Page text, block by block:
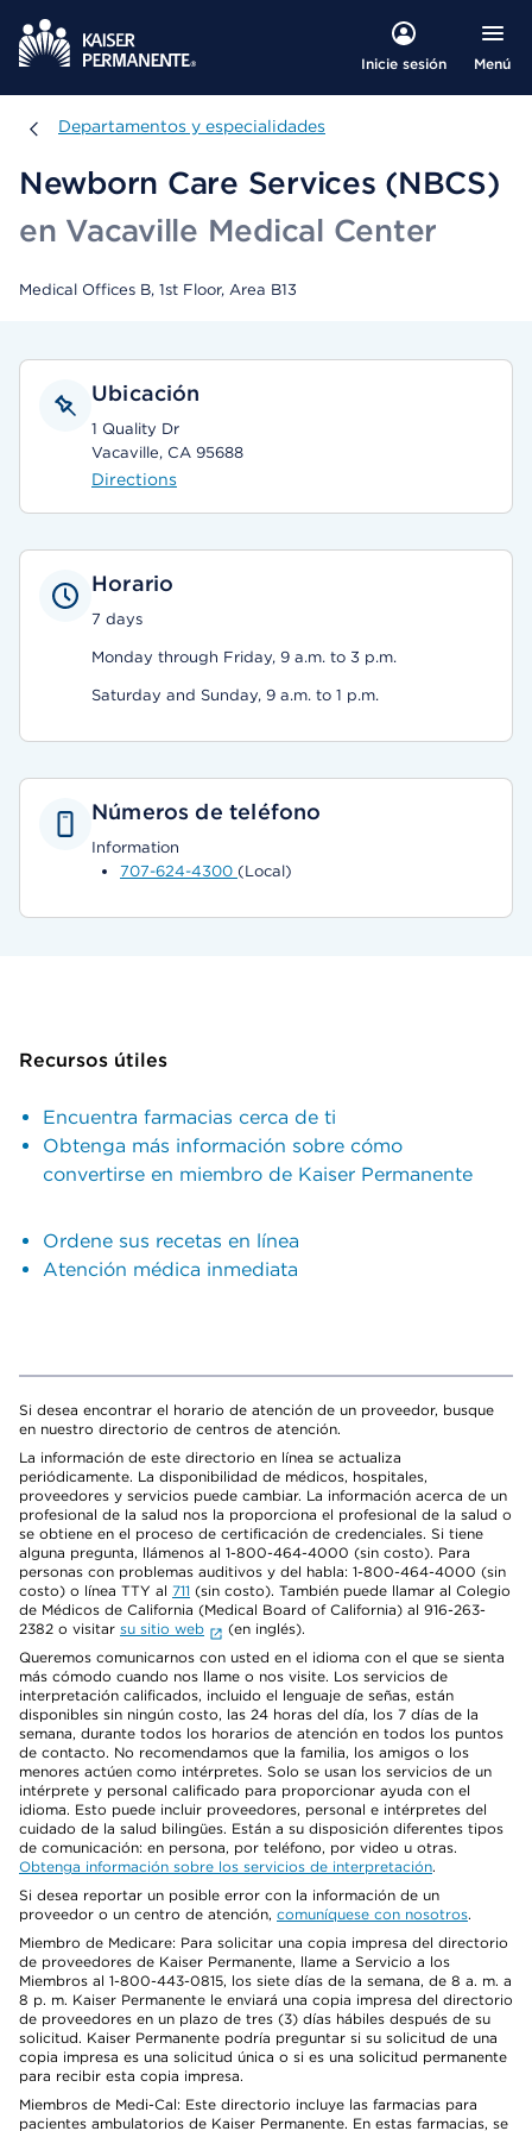
Inicie sesión Menú
Departamentos y especialidades
Departamentos y especialidades
Newborn Care Services (NBCS)
en Vacaville Medical Center
Medical Offices B, 1st Floor, Area B13
Ubicación
1 Quality Dr
Vacaville, CA 95688
Directions
Horario
7 days
Monday through Friday, 9 a.m. to 3 p.m.
Saturday and Sunday, 9 a.m. to 1 p.m.
Números de teléfono
Information
707-624-4300 (Local)
Recursos útiles
Encuentra farmacias cerca de ti
Obtenga más información sobre cómo
convertirse en miembro de Kaiser Permanente
Ordene sus recetas en línea
Atención médica inmediata
Si desea encontrar el horario de atención de un proveedor, busque
en nuestro directorio de centros de atención.
La información de este directorio en línea se actualiza
periódicamente. La disponibilidad de médicos, hospitales,
proveedores y servicios puede cambiar. La información acerca de un
profesional de la salud nos la proporciona el profesional de la salud o
se obtiene en el proceso de certificación de credenciales. Si tiene
alguna pregunta, llámenos al 1-800-464-4000 (sin costo). Para
personas con problemas auditivos y del habla: 1-800-464-4000 (sin
costo) o línea TTY al 711 (sin costo). También puede llamar al Colegio
de Médicos de California (Medical Board of California) al 916-263-
2382 o visitar su sitio web
(en inglés).
Queremos comunicarnos con usted en el idioma con el que se sienta
más cómodo cuando nos llame o nos visite. Los servicios de
interpretación calificados, incluido el lenguaje de señas, están
disponibles sin ningún costo, las 24 horas del día, los 7 días de la
semana, durante todos los horarios de atención en todos los puntos
de contacto. No recomendamos que la familia, los amigos o los
menores actúen como intérpretes. Solo se usan los servicios de un
intérprete y personal calificado para proporcionar ayuda con el
idioma. Esto puede incluir proveedores, personal e intérpretes del
cuidado de la salud bilingües. Están a su disposición diferentes tipos
de comunicación: en persona, por teléfono, por video u otras.
Obtenga información sobre los servicios de interpretación.
Si desea reportar un posible error con la información de un
proveedor o un centro de atención, comuníquese con nosotros.
Miembro de Medicare: Para solicitar una copia impresa del directorio
de proveedores de Kaiser Permanente, llame a Servicio a los
Miembros al 1-800-443-0815, los siete días de la semana, de 8 a. m. a
8 p. m. Kaiser Permanente le enviará una copia impresa del directorio
de proveedores en un plazo de tres (3) días hábiles después de su
solicitud. Kaiser Permanente podría preguntar si su solicitud de una
copia impresa es una solicitud única o si es una solicitud permanente
para recibir esta copia impresa.
Miembros de Medi-Cal: Este directorio incluye las farmacias para
pacientes ambulatorios de Kaiser Permanente. En estas farmacias, se